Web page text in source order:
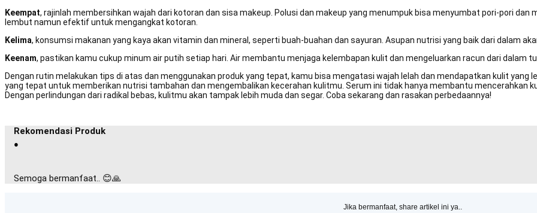
Keempat, rajinlah membersihkan wajah dari kotoran dan sisa makeup. Polusi dan makeup yang menumpuk bisa menyumbat pori-pori
lembut namun efektif untuk mengangkat kotoran.
Kelima, konsumsi makanan yang kaya akan vitamin dan mineral, seperti buah-buahan dan sayuran. Asupan nutrisi yang baik dari dalam
Keenam, pastikan kamu cukup minum air putih setiap hari. Air membantu menjaga kelembapan kulit dan mengeluarkan racun dari dalam
Dengan rutin melakukan tips di atas dan menggunakan produk yang tepat, kamu bisa mengatasi wajah lelah dan mendapatkan kulit yang
yang tepat untuk memberikan nutrisi tambahan dan mengembalikan kecerahan kulitmu. Serum ini tidak hanya membantu mencerahkan
Dengan perlindungan dari radikal bebas, kulitmu akan tampak lebih muda dan segar. Coba sekarang dan rasakan perbedaannya!
Rekomendasi Produk
●
Semoga bermanfaat.. 😊🙏
Jika bermanfaat, share artikel ini ya..